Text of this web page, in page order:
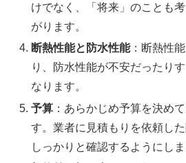
けでなく、「将来」のことも
がります。
断熱性能と防水性能：断熱性
り、防水性能が不安だったり
なります。
予算 ：あらかじめ予算を決め
す。業者に見積もりを依頼し
しっかりと確認するようにしま